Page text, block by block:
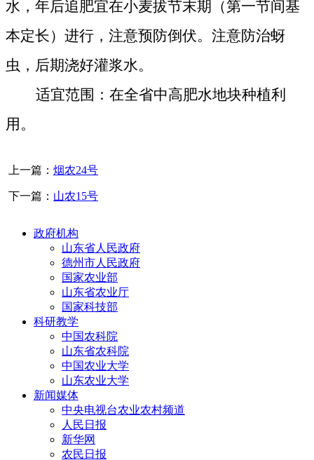
水，年后追肥宜在小麦拔节末期（第一节间基
本定长）进行，注意预防倒伏。注意防治蚜
虫，后期浇好灌浆水。
适宜范围：在全省中高肥水地块种植利
用。
上一篇： 烟农24号
下一篇： 山农15号
政府机构
山东省人民政府
德州市人民政府
国家农业部
山东省农业厅
国家科技部
科研教学
中国农科院
山东省农科院
中国农业大学
山东农业大学
新闻媒体
中央电视台农业农村频道
人民日报
新华网
农民日报